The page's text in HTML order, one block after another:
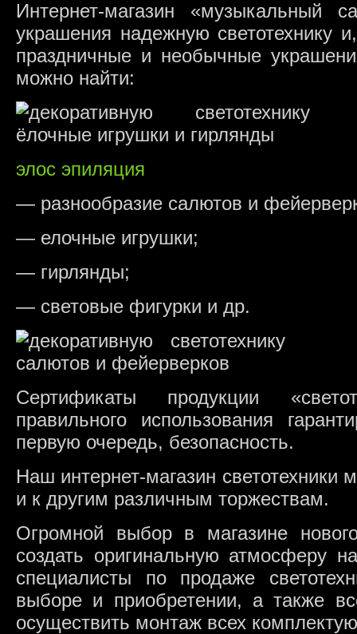
Интернет-магазин «музыкальный
украшения надежную светотехнику
праздничные и необычные
можно найти:
элос эпиляция
— разнообразие салютов и
— елочные игрушки;
— гирлянды;
— световые фигурки и др.
Сертификаты продукции
правильного использования
первую очередь, безопасность.
Наш интернет-магазин светотехники
и к другим различным торжествам.
Огромной выбор в магазине
создать оригинальную атмосферу
специалисты по продаже
выборе и приобретении, а также
осуществить монтаж всех